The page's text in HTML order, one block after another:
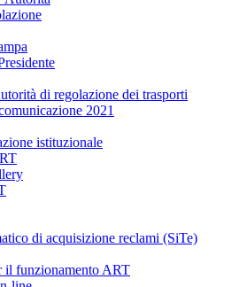
di regolazione dei trasporti
2021
istituzionale
di acquisizione reclami (SiTe)
il funzionamento ART